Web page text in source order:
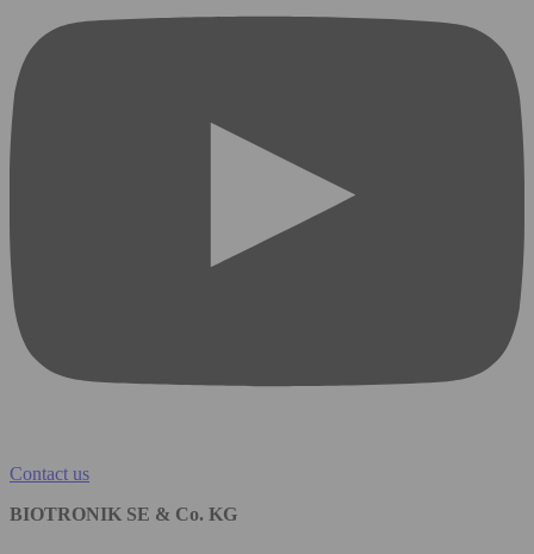
Contact us
BIOTRONIK SE & Co. KG